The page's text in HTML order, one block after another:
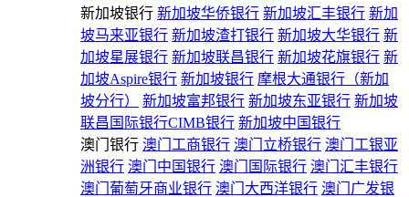
新加坡银行 新加坡华侨银行 新加坡汇丰银行 新加
坡马来亚银行 新加坡渣打银行 新加坡大华银行 新
加坡星展银行 新加坡联昌银行 新加坡花旗银行 新
加坡Aspire银行 新加坡银行 摩根大通银行（新加
坡分行）
新加坡富邦银行 新加坡东亚银行 新加坡
联昌国际银行CIMB银行 新加坡中国银行
澳门银行 澳门工商银行 澳门立桥银行 澳门工银亚
洲银行 澳门中国银行 澳门国际银行 澳门汇丰银行
澳门葡萄牙商业银行 澳门大西洋银行 澳门广发银